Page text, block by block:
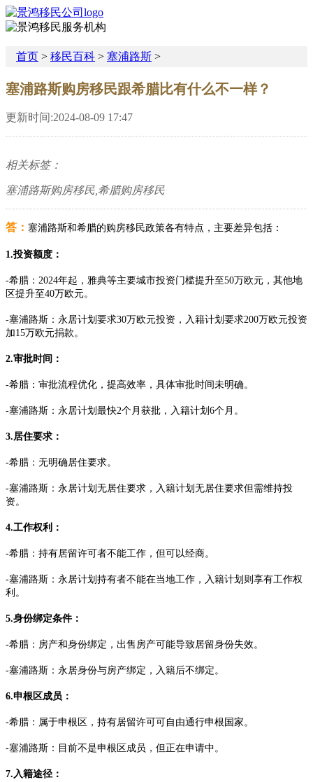
首页 > 移民百科 > 塞浦路斯 >
塞浦路斯购房移民跟希腊比有什么不一样？
更新时间:2024-08-09 17:47
相关标签：
塞浦路斯购房移民,希腊购房移民
答： 塞浦路斯和希腊的购房移民政策各有特点，主要差异包括：
1.投资额度：
-希腊：2024年起，雅典等主要城市投资门槛提升至50万欧元，其他地
区提升至40万欧元。
-塞浦路斯：永居计划要求30万欧元投资，入籍计划要求200万欧元投资
加15万欧元捐款。
2.审批时间：
-希腊：审批流程优化，提高效率，具体审批时间未明确。
-塞浦路斯：永居计划最快2个月获批，入籍计划6个月。
3.居住要求：
-希腊：无明确居住要求。
-塞浦路斯：永居计划无居住要求，入籍计划无居住要求但需维持投
资。
4.工作权利：
-希腊：持有居留许可者不能工作，但可以经商。
-塞浦路斯：永居计划持有者不能在当地工作，入籍计划则享有工作权
利。
5.身份绑定条件：
-希腊：房产和身份绑定，出售房产可能导致居留身份失效。
-塞浦路斯：永居身份与房产绑定，入籍后不绑定。
6.申根区成员：
-希腊：属于申根区，持有居留许可可自由通行申根国家。
-塞浦路斯：目前不是申根区成员，但正在申请中。
7.入籍途径：